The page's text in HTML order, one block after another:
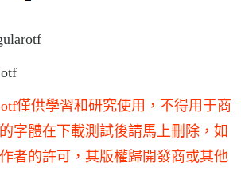
僅供學習和研究使用，不得用于商
字體在下載測試後請馬上刪除，如
者的許可，其版權歸開發商或其他